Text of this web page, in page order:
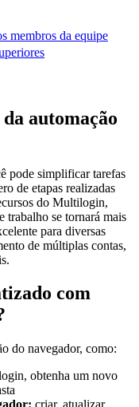
membros da equipe
automação
pode simplificar tarefas
de etapas realizadas
do Multilogin,
se tornará mais
para diversas
de múltiplas contas,
com
do navegador, como:
obtenha um novo